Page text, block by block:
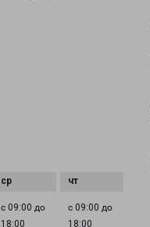
с 09:00 до
18:00
с 09:00 до
18:00